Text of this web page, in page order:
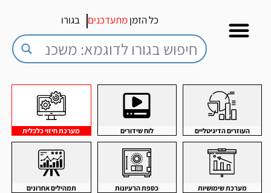
כל הזמןמתעדכנים בגורו
העוזרים הדיגיטליים לוח שידורים מערכת חיזוי כלכלית
מערכת שימושיות כספת הרעיונות תמהילים אחרונים